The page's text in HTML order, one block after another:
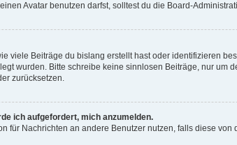
Avatar benutzen darfst, solltest du die Board-
viele Beiträge du bislang erstellt hast oder identifizieren
wurden. Bitte schreibe keine sinnlosen Beiträge, nur
zurücksetzen.
ich aufgefordert, mich anzumelden.
für Nachrichten an andere Benutzer nutzen, falls diese